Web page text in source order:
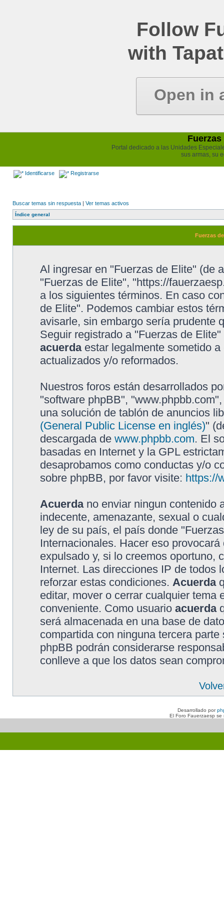
Follow
with
Open in
Portal dedicado a las Unidades
sus armas, su
Identificarse Registrarse
Buscar temas sin respuesta | Ver temas activos
Índice general
Fuerzas
Al ingresar en "Fuerzas de Elite" (de
"Fuerzas de Elite", "https://
a los siguientes términos. En caso
de Elite". Podemos cambiar estos
avisarle, sin embargo sería prudente
Seguir registrado a "Fuerzas de
acuerdaestar legalmente sometido
actualizados y/o reformados.
Nuestros foros están desarrollados
"software phpBB",
una solución de tablón de anuncios
(General Public License en inglés)"
descargada de www.phpbb.com. El
basadas en Internet y la GPL
desaprobamos como conductas y/o
sobre phpBB, por favor visite: https://
Acuerdano enviar ningun contenido
indecente, amenazante, sexual o
ley de su país, el país donde
Internacionales. Hacer eso
expulsado y, si lo creemos oportuno,
Internet. Las direcciones IP de todos
reforzar estas condiciones. Acuerda
editar, mover o cerrar cualquier tema
conveniente. Como usuario acuerda
será almacenada en una base de
compartida con ninguna tercera
phpBB podrán considerarse
conlleve a que los datos sean
Desarrollado por
El Foro Fauerzaesp